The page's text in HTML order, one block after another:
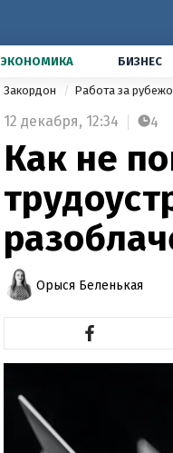
ЭКОНОМИКА БИЗНЕС
Закордон Работа за
12 декабря, 12:34 4
Как не
Орыся Беленькая